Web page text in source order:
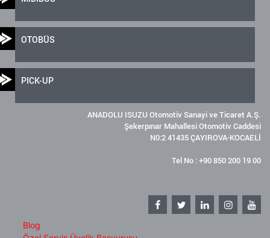
OTOBÜS
PICK-UP
ANADOLU ISUZU Otomotiv Sanayi ve Ticaret A.Ş.
Şekerpınar Mahallesi Otomotiv Caddesi
N0:2 41435 ÇAYIROVA-KOCAELİ
Tel No : +90 850 200 19 00
Blog